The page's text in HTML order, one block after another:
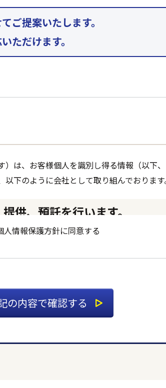
ご提案いたします。
ただけます。
は、お客様個人を識別し得る情報（以下
下のように会社として取り組んでおります
供、預託を行います。
託などの管理ルールを明文化し、個人情
く第三者に開示・提供することはありませ
人情報保護方針に同意する